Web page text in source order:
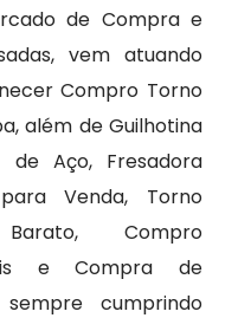
de Compra e
vem atuando
Compro Torno
além de Guilhotina
de Aço, Fresadora
Venda, Torno
Compro
e Compra de
sempre cumprindo